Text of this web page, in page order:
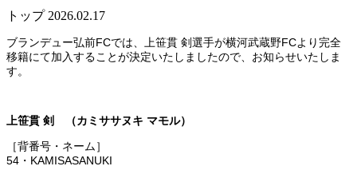
トップ 2026.02.17
ブランデュー弘前FCでは、上笹貫 剣選手が横河武蔵野FCより完全
移籍にて加入することが決定いたしましたので、お知らせいたしま
す。
上笹貫 剣 （カミササヌキ マモル）
［背番号・ネーム］
54・KAMISASANUKI